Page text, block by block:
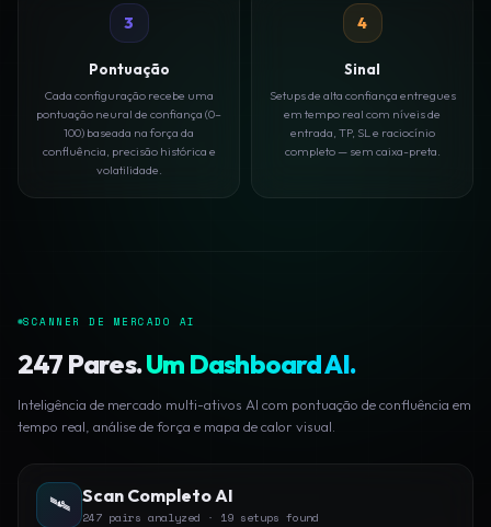
3
Pontuação
Cada configuração recebe uma
pontuação neural de confiança (0–
100) baseada na força da
confluência, precisão histórica e
volatilidade.
4
Sinal
Setups de alta confiança entregues
em tempo real com níveis de
entrada, TP, SL e raciocínio
completo — sem caixa-preta.
SCANNER DE MERCADO AI
247 Pares.Um Dashboard AI.
Inteligência de mercado multi-ativos AI com pontuação de confluência em
tempo real, análise de força e mapa de calor visual.
🛰 Scan Completo AI
247 pairs analyzed · 19 setups found